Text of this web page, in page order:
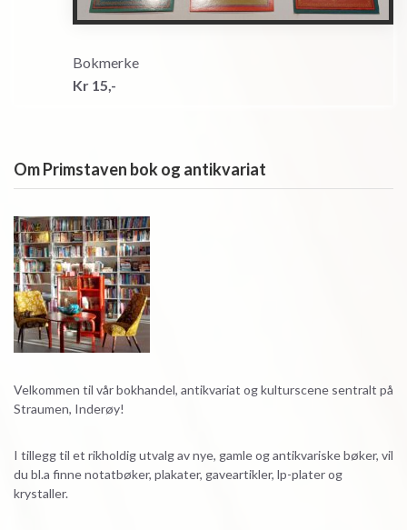
Bokmerke
Kr 15,-
Om Primstaven bok og antikvariat
Velkommen til vår bokhandel, antikvariat og kulturscene sentralt på
Straumen, Inderøy!
I tillegg til et rikholdig utvalg av nye, gamle og antikvariske bøker, vil
du bl.a finne notatbøker, plakater, gaveartikler, lp-plater og
krystaller.